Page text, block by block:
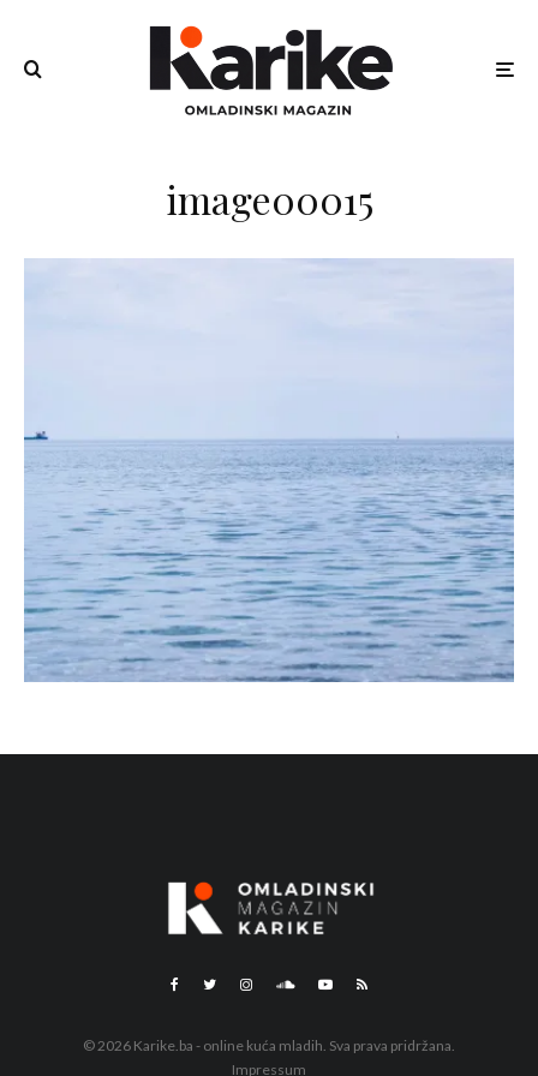
image00015
© 2026 Karike.ba - online kuća mladih. Sva prava pridržana.
Impressum